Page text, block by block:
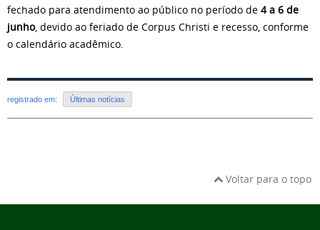
fechado para atendimento ao público no período de 4 a 6 de
junho, devido ao feriado de Corpus Christi e recesso, conforme
o calendário acadêmico.
registrado em: Últimas notícias
Voltar para o topo